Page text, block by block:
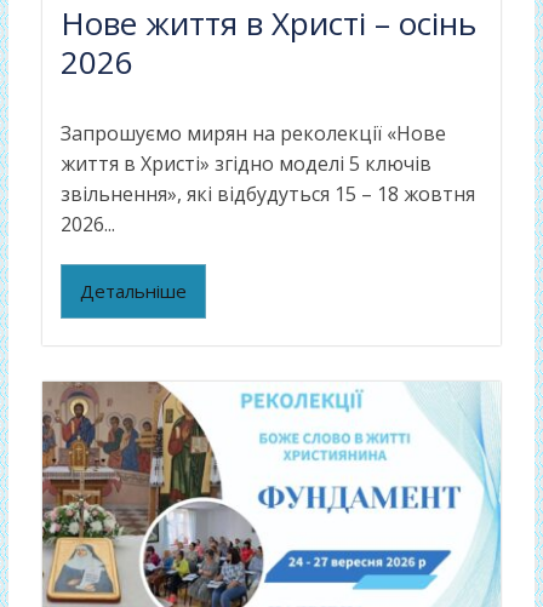
Нове життя в Христі – осінь
2026
Запрошуємо мирян на реколекції «Нове
життя в Христі» згідно моделі 5 ключів
звільнення», які відбудуться 15 – 18 жовтня
2026...
Детальніше